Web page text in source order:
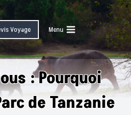
Voyage Menu
: Pourquoi
de Tanzanie